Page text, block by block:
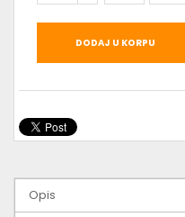
DODAJ U KORPU
Opis